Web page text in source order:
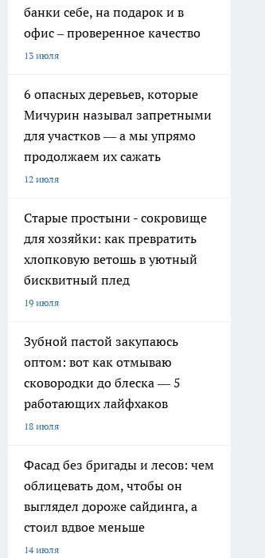
банки себе, на подарок и в
офис – проверенное качество
13 июля
6 опасных деревьев, которые
Мичурин называл запретными
для участков — а мы упрямо
продолжаем их сажать
12 июля
Старые простыни - сокровище
для хозяйки: как превратить
хлопковую ветошь в уютный
бисквитный плед
19 июля
Зубной пастой закупаюсь
оптом: вот как отмываю
сковородки до блеска — 5
работающих лайфхаков
18 июля
Фасад без бригады и лесов: чем
облицевать дом, чтобы он
выглядел дороже сайдинга, а
стоил вдвое меньше
14 июля